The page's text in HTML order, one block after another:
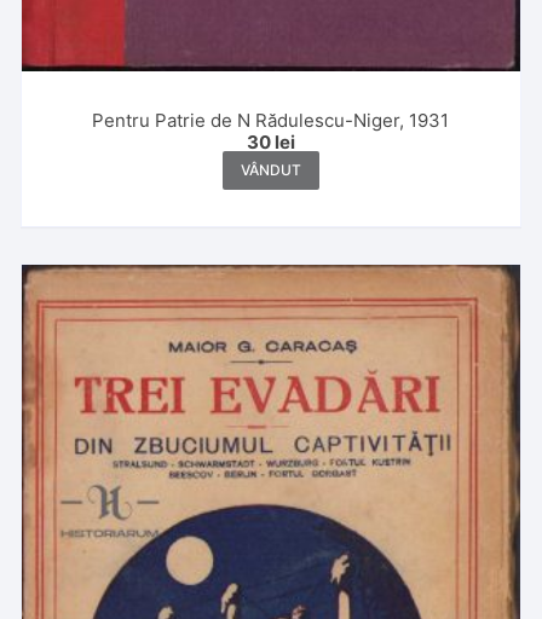
Pentru Patrie de N Rădulescu-Niger, 1931
30 lei
VÂNDUT